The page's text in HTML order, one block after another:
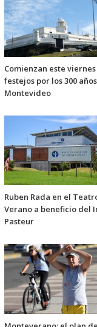
Comienzan este
festejos por los 300
Montevideo
Ruben Rada en el
Verano a beneficio del
Pasteur